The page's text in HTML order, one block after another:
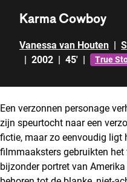
Karma Cowboy
Vanessa van Houten |
| 2002 | 45' | True
Een verzonnen personage
zijn speurtocht naar een
fictie, maar zo eenvoudig ligt
filmmaaksters gebruikten het
bijzonder portret van